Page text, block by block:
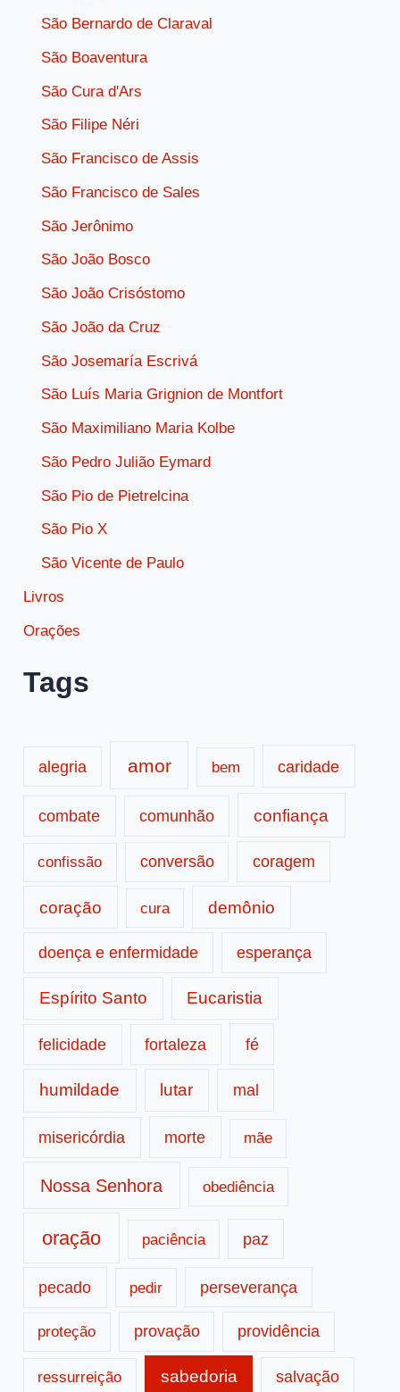
São Bernardo de Claraval
São Boaventura
São Cura d'Ars
São Filipe Néri
São Francisco de Assis
São Francisco de Sales
São Jerônimo
São João Bosco
São João Crisóstomo
São João da Cruz
São Josemaría Escrivá
São Luís Maria Grignion de Montfort
São Maximiliano Maria Kolbe
São Pedro Julião Eymard
São Pio de Pietrelcina
São Pio X
São Vicente de Paulo
Livros
Orações
Tags
alegria amor bem caridade
combate comunhão confiança
confissão conversão coragem
coração cura demônio
doença e enfermidade esperança
Espírito Santo Eucaristia
felicidade fortaleza fé
humildade lutar mal
misericórdia morte mãe
Nossa Senhora obediência
oração paciência paz
pecado pedir perseverança
proteção provação providência
ressurreição sabedoria salvação